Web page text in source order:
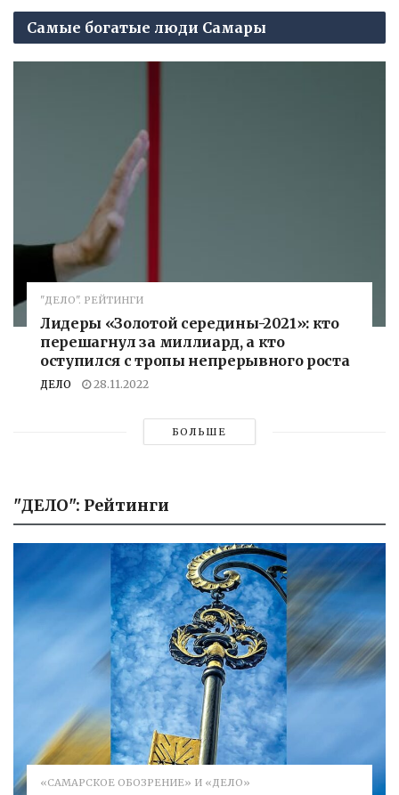
Самые богатые люди Самары
"ДЕЛО". РЕЙТИНГИ
Лидеры «Золотой середины-2021»: кто
перешагнул за миллиард, а кто
оступился с тропы непрерывного роста
ДЕЛО 28.11.2022
БОЛЬШЕ
"ДЕЛО": Рейтинги
«САМАРСКОЕ ОБОЗРЕНИЕ» И «ДЕЛО»